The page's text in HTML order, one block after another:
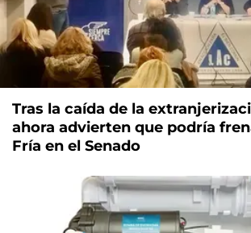
Tras la caída de la
ahora advierten que podría
Fría en el Senado